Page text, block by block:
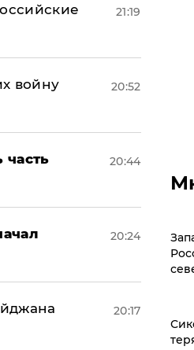
21:19
войну
20:52
20:44
20:24
20:17